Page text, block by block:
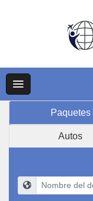
Paquetes
Autos